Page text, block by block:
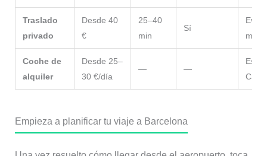
Traslado
privado
Desde 40
€
25–40
min
Sí
Coche de
alquiler
Desde 25–
30 €/día
— —
Empieza a planificar tu viaje a Barcelona